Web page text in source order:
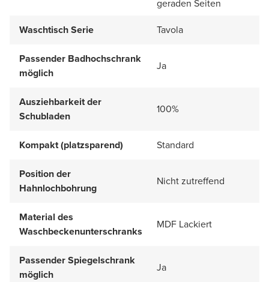
geraden Seiten
Waschtisch Serie
Tavola
Passender Badhochschrank
möglich
Ja
Ausziehbarkeit der
Schubladen
100%
Kompakt (platzsparend) Standard
Position der
Hahnlochbohrung
Nicht zutreffend
Material des
Waschbeckenunterschranks
MDF Lackiert
Passender Spiegelschrank
möglich
Ja